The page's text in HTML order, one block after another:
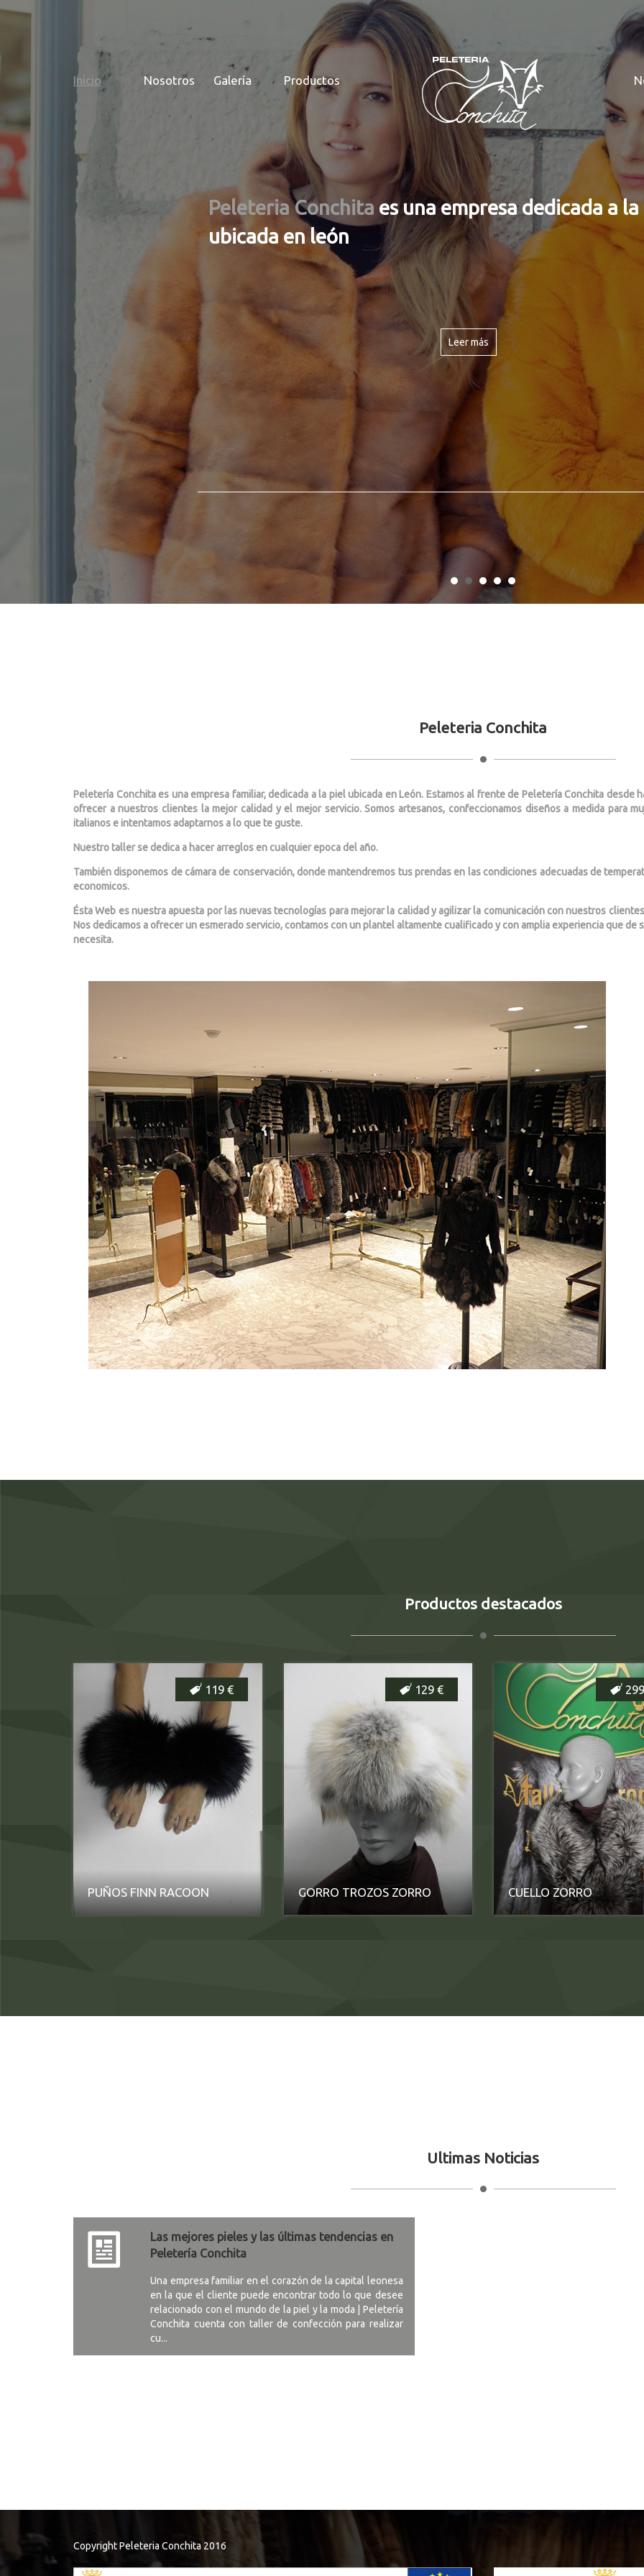
Inicio Nosotros Galería Productos
Peleteria Conchita es una empresa dedicada a
ubicada en león
Leer más
Peleteria Conchita
Peletería Conchita es una empresa familiar, dedicada a la piel ubicada en León. Estamos al frente de Peletería Conchita desde
ofrecer a nuestros clientes la mejor calidad y el mejor servicio. Somos artesanos, confeccionamos diseños a medida para
italianos e intentamos adaptarnos a lo que te guste.
Nuestro taller se dedica a hacer arreglos en cualquier epoca del año.
También disponemos de cámara de conservación, donde mantendremos tus prendas en las condiciones adecuadas de
economicos.
Ésta Web es nuestra apuesta por las nuevas tecnologías para mejorar la calidad y agilizar la comunicación con nuestros
Nos dedicamos a ofrecer un esmerado servicio, contamos con un plantel altamente cualificado y con amplia experiencia que
necesita.
Productos destacados
119 €
PUÑOS FINN RACOON
129 €
GORRO TROZOS ZORRO CUELLO ZORRO
Ultimas Noticias
Las mejores pieles y las últimas tendencias en
Peletería Conchita
Una empresa familiar en el corazón de la capital leonesa
en la que el cliente puede encontrar todo lo que desee
relacionado con el mundo de la piel y la moda | Peletería
Conchita cuenta con taller de confección para realizar
cu...
Copyright Peleteria Conchita 2016